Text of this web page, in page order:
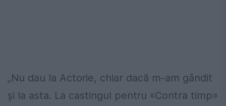
„Nu dau la Actorie, chiar dacă m-am gândit
şi la asta. La castingul pentru «Contra timp»